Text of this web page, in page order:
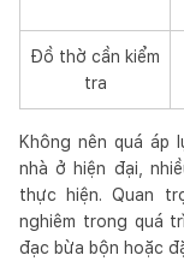
Đồ thờ cần kiểm
tra
Không nên quá áp
nhà ở hiện đại,
thực hiện. Quan
nghiêm trong quá
đạc bừa bộn hoặc